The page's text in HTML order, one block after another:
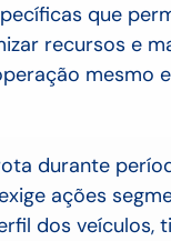
que
recursos e
mesmo
durante
ações
dos veículos,